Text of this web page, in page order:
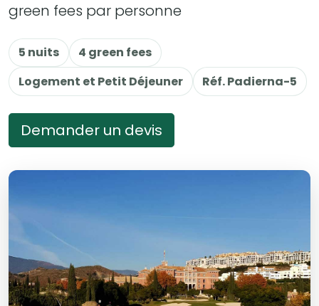
green fees par personne
5 nuits
4 green fees
Logement et Petit Déjeuner
Réf. Padierna-5
Demander un devis